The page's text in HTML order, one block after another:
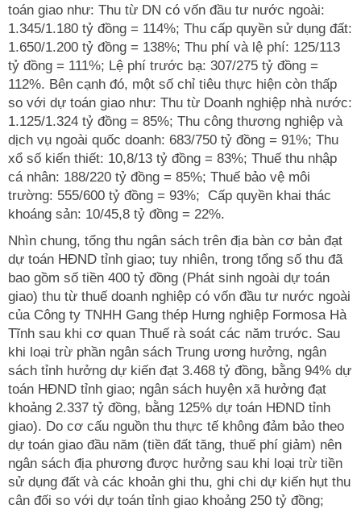
toán giao như: Thu từ DN có vốn đầu tư nước ngoài:
1.345/1.180 tỷ đồng = 114%; Thu cấp quyền sử dụng đất:
1.650/1.200 tỷ đồng = 138%; Thu phí và lệ phí: 125/113
tỷ đồng = 111%; Lệ phí trước bạ: 307/275 tỷ đồng =
112%. Bên cạnh đó, một số chỉ tiêu thực hiện còn thấp
so với dự toán giao như: Thu từ Doanh nghiệp nhà nước:
1.125/1.324 tỷ đồng = 85%; Thu công thương nghiệp và
dịch vụ ngoài quốc doanh: 683/750 tỷ đồng = 91%; Thu
xổ số kiến thiết: 10,8/13 tỷ đồng = 83%; Thuế thu nhập
cá nhân: 188/220 tỷ đồng = 85%; Thuế bảo vệ môi
trường: 555/600 tỷ đồng = 93%; Cấp quyền khai thác
khoáng sản: 10/45,8 tỷ đồng = 22%.
Nhìn chung, tổng thu ngân sách trên địa bàn cơ bản đạt
dự toán HĐND tỉnh giao; tuy nhiên, trong tổng số thu đã
bao gồm số tiền 400 tỷ đồng (Phát sinh ngoài dự toán
giao) thu từ thuế doanh nghiệp có vốn đầu tư nước ngoài
của Công ty TNHH Gang thép Hưng nghiệp Formosa Hà
Tĩnh sau khi cơ quan Thuế rà soát các năm trước. Sau
khi loại trừ phần ngân sách Trung ương hưởng, ngân
sách tỉnh hưởng dự kiến đạt 3.468 tỷ đồng, bằng 94% dự
toán HĐND tỉnh giao; ngân sách huyện xã hưởng đạt
khoảng 2.337 tỷ đồng, bằng 125% dự toán HĐND tỉnh
giao). Do cơ cấu nguồn thu thực tế không đảm bảo theo
dự toán giao đầu năm (tiền đất tăng, thuế phí giảm) nên
ngân sách địa phương được hưởng sau khi loại trừ tiền
sử dụng đất và các khoản ghi thu, ghi chi dự kiến hụt thu
cân đối so với dự toán tỉnh giao khoảng 250 tỷ đồng;